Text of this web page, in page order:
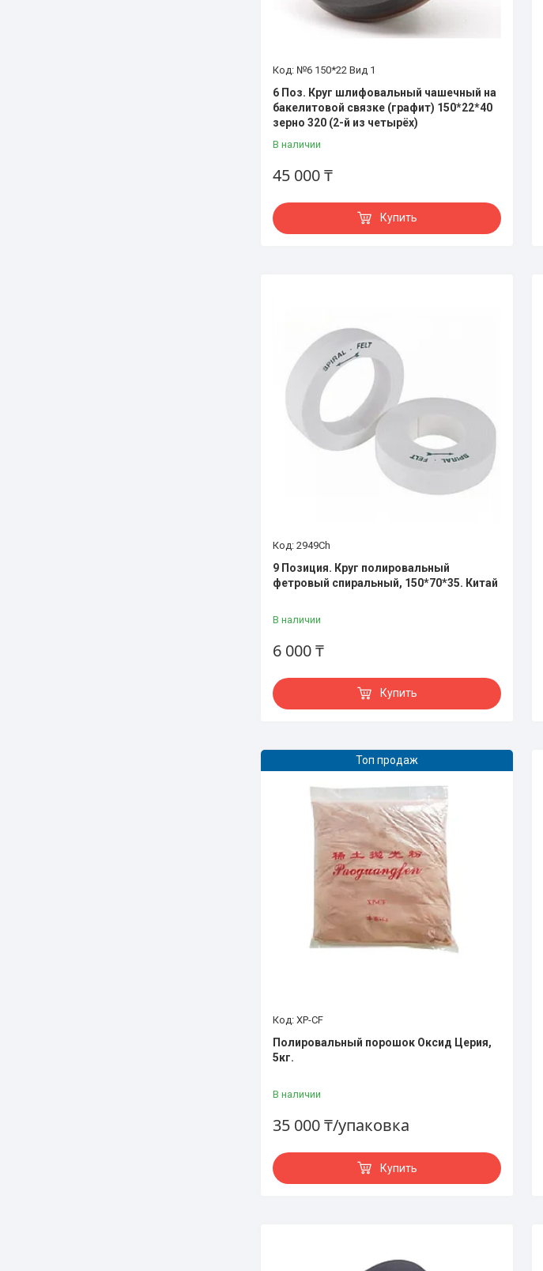
№6 150*22 Вид 1
6 Поз. Круг шлифовальный чашечный на
бакелитовой связке (графит) 150*22*40
зерно 320 (2-й из четырёх)
В наличии
45 000 ₸
Купить
2949Ch
9 Позиция. Круг полировальный
фетровый спиральный, 150*70*35. Китай
В наличии
6 000 ₸
Купить
Топ продаж
XP-CF
Полировальный порошок Оксид Церия,
5кг.
В наличии
35 000 ₸/упаковка
Купить